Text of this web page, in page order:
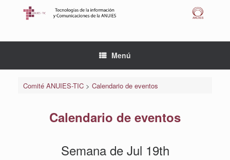
Menú
Comité ANUIES-TIC> Calendario de eventos
Calendario de eventos
Semana de Jul 19th